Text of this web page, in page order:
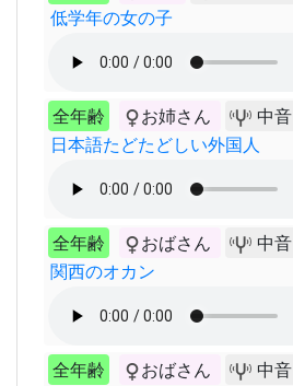
低学年の女の子
全年齢 お姉さん 中音
日本語たどたどしい外国人
全年齢 おばさん 中音
関西のオカン
全年齢 おばさん 中音